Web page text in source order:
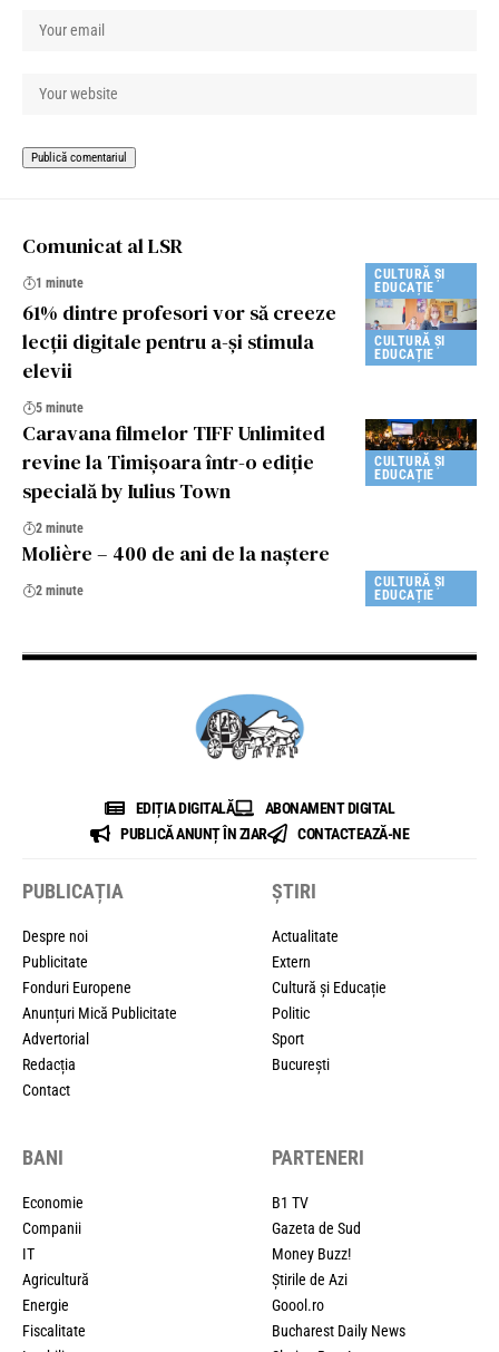
CULTURĂ ȘI
EDUCAȚIE
Comunicat al LSR
1 minute
CULTURĂ ȘI
EDUCAȚIE
61% dintre profesori vor să creeze
lecții digitale pentru a-și stimula
elevii
5 minute
CULTURĂ ȘI
EDUCAȚIE
Caravana filmelor TIFF Unlimited
revine la Timișoara într-o ediție
specială by Iulius Town
2 minute
CULTURĂ ȘI
EDUCAȚIE
Molière – 400 de ani de la naştere
2 minute
EDIȚIA DIGITALĂ
ABONAMENT DIGITAL
PUBLICĂ ANUNȚ ÎN ZIAR
CONTACTEAZĂ-NE
PUBLICAȚIA
Despre noi
Publicitate
Fonduri Europene
Anunțuri Mică Publicitate
Advertorial
Redacția
Contact
ȘTIRI
Actualitate
Extern
Cultură și Educație
Politic
Sport
București
BANI
Economie
Companii
IT
Agricultură
Energie
Fiscalitate
PARTENERI
B1 TV
Gazeta de Sud
Money Buzz!
Știrile de Azi
Goool.ro
Bucharest Daily News